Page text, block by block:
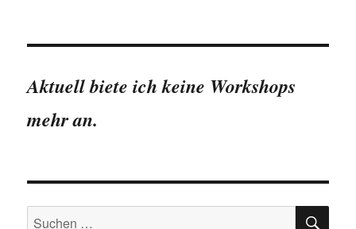
der
(Kügelgenhaus)
Zahlen
Aktuell biete ich keine Workshops
mehr an.
Suchen